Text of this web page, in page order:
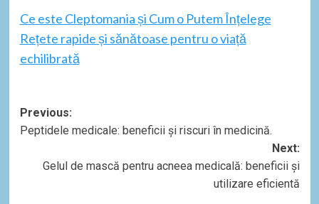
Ce este Cleptomania și Cum o Putem Înțelege
Rețete rapide și sănătoase pentru o viață
echilibrată
Post
navigation
Previous:
Peptidele medicale: beneficii și riscuri în medicină.
Next:
Gelul de mască pentru acneea medicală: beneficii și
utilizare eficientă